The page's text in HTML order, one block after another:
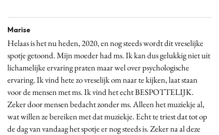
Marise
Helaas is het nu heden, 2020, en nog steeds wordt dit vreselijke
spotje getoond. Mijn moeder had ms. Ik kan dus gelukkig niet uit
lichamelijke ervaring praten maar wel over psychologische
ervaring. Ik vind hete zo vreselijk om naar te kijken, laat staan
voor de mensen met ms. Ik vind het echt BESPOTTELIJK.
Zeker door mensen bedacht zonder ms. Alleen het muziekje al,
wat willen ze bereiken met dat muziekje. Echt te triest dat tot op
de dag van vandaag het spotje er nog steeds is. Zeker na al deze